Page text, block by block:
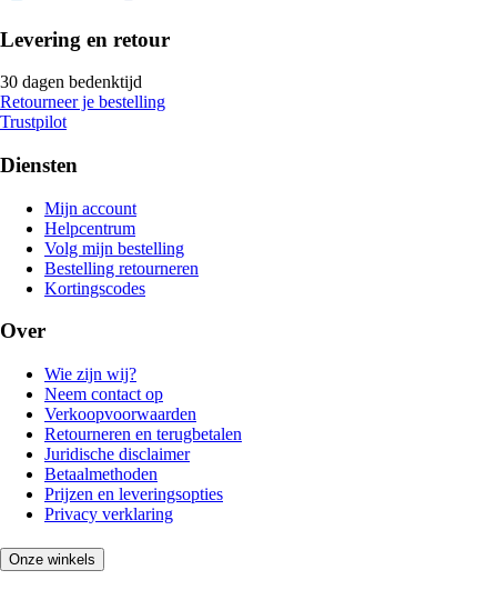
Levering en retour
30 dagen bedenktijd
Retourneer je bestelling
Trustpilot
Diensten
Mijn account
Helpcentrum
Volg mijn bestelling
Bestelling retourneren
Kortingscodes
Over
Wie zijn wij?
Neem contact op
Verkoopvoorwaarden
Retourneren en terugbetalen
Juridische disclaimer
Betaalmethoden
Prijzen en leveringsopties
Privacy verklaring
Onze winkels